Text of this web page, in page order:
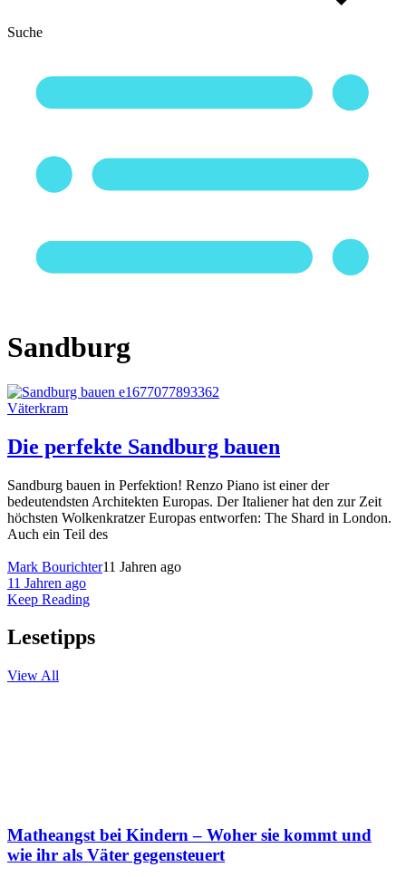
Suche
Sandburg
Väterkram
Die perfekte Sandburg bauen
Sandburg bauen in Perfektion! Renzo Piano ist einer der
bedeutendsten Architekten Europas. Der Italiener hat den zur Zeit
höchsten Wolkenkratzer Europas entworfen: The Shard in London.
Auch ein Teil des
Mark Bourichter11 Jahren ago
11 Jahren ago
Keep Reading
Lesetipps
View All
Matheangst bei Kindern – Woher sie kommt und
wie ihr als Väter gegensteuert